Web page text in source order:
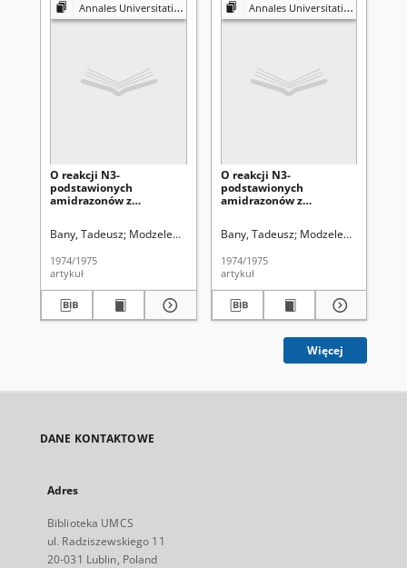
Annales Universitatis Mariae Curie-Skłodowska. Sectio AA, Physica et Chemia
O reakcji N3-
podstawionych
amidrazonów z
aromatycznymi. Część 2
Bany, Tadeusz Modzelewska-Banachiewicz, Bożena Maliszewska-
1974/1975
artykuł
Annales Universitatis Mariae Curie-Skłodowska. Sectio AA, Physica et Chemia
O reakcji N3-
podstawionych
amidrazonów z
Bany, Tadeusz Modzelewska-
1974/1975
artykuł
Więcej
DANE KONTAKTOWE
Adres
Biblioteka UMCS
ul. Radziszewskiego 11
20-031 Lublin, Poland